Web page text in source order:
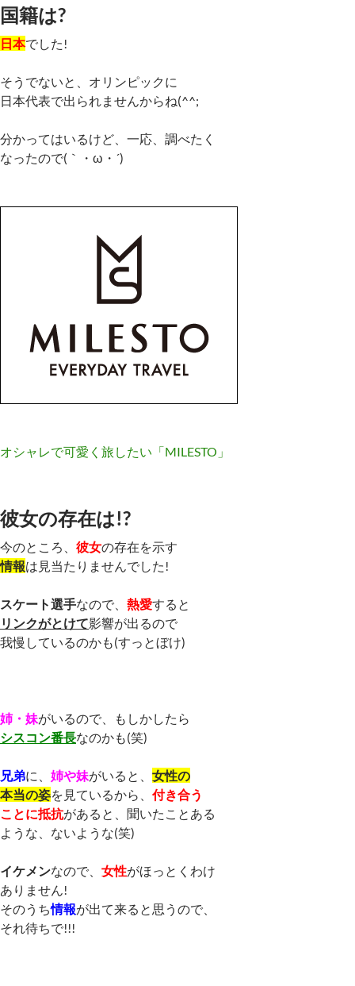
国籍は?
日本でした!
そうでないと、オリンピックに
日本代表で出られませんからね(^^;
分かってはいるけど、一応、調べたく
なったので(｀・ω・´)ゞ
オシャレで可愛く旅したい「MILESTO」
彼女の存在は!?
今のところ、 彼女の存在を示す
情報は見当たりませんでした!
スケート選手なので、 熱愛すると
リンクがとけて影響が出るので
我慢しているのかも(すっとぼけ)
姉・妹がいるので、もしかしたら
シスコン番長なのかも(笑)
兄弟に、 姉や妹がいると、 女性の
本当の姿を見ているから、 付き合う
ことに抵抗があると、聞いたことある
ような、ないような(笑)
イケメンなので、 女性がほっとくわけ
ありません!
そのうち情報が出て来ると思うので、
それ待ちで!!!